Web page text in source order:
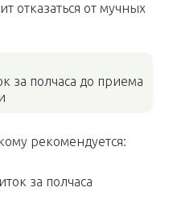
отказаться от мучных
за полчаса до приема
рекомендуется:
за полчаса